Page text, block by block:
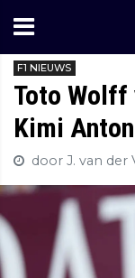
F1 NIEUWS
Toto Wolff
Kimi
door J. van der